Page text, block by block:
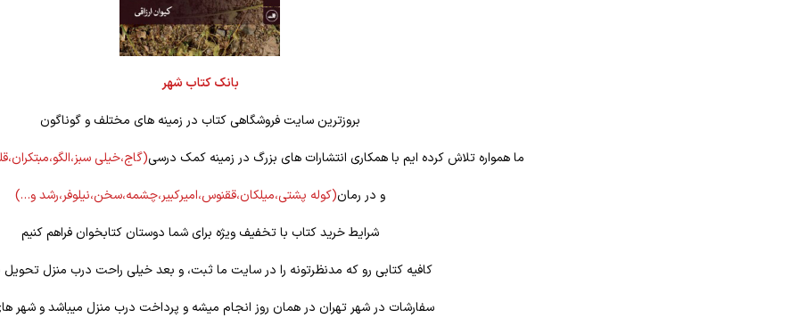
بانک کتاب شهر
بروزترین سایت فروشگاهی کتاب در زمینه های مختلف و گوناگون
ما همواره تلاش کرده ایم با همکاری انتشارات های بزرگ در زمینه کمک درسی(گاج،خیلی
و در رمان(کوله پشتی،میلکان،ققنوس،امیرکبیر،چشمه،سخن،نیلوفر،رشد و…)
شرایط خرید کتاب با تخفیف ویژه برای شما دوستان کتابخوان فراهم کنیم
کافیه کتابی رو که مدنظرتونه را در سایت ما ثبت، و بعد خیلی راحت درب منزل تحویل
سفارشات در شهر تهران در همان روز انجام میشه و پرداخت درب منزل میباشد و شهر